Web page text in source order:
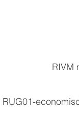
RIVM
RUG01-